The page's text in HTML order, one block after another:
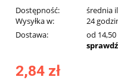
Dostępność:
średnia
Wysyłka w:
24
Dostawa:
od 14,50
2,84 zł